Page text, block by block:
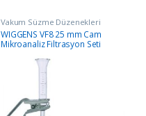
Vakum Süzme Düzenekleri
WIGGENS VF8 25 mm Cam
Mikroanaliz Filtrasyon Seti